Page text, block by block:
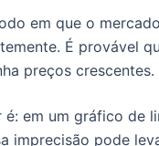
em que o
É provável
preços crescentes.
é: em um gráfico de
imprecisão pode